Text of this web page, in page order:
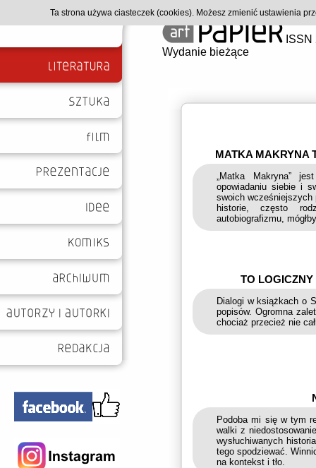
Wydanie bieżące
MATKA MAKRYNA
„Matka Makryna”
opowiadaniu siebie i
swoich wcześniejszych
historie, często
autobiografizmu,
TO
Dialogi w książkach o
popisów. Ogromna
chociaż przecież nie
Podoba mi się w tym
walki z
wysłuchiwanych
tego spodziewać.
na kontekst i tło.
Ta strona używa ciasteczek (cookies). Możesz zmienić ustawienia